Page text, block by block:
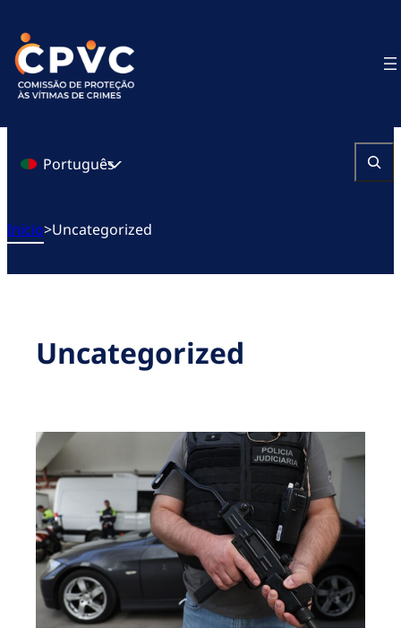
para
o
conteúdo
Português Pesquisa
Início>Uncategorized
Uncategorized